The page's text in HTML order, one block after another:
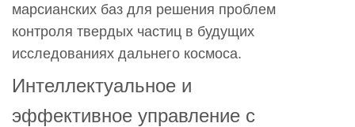
марсианских баз для решения проблем
контроля твердых частиц в будущих
исследованиях дальнего космоса.
Интеллектуальное и
эффективное управление с